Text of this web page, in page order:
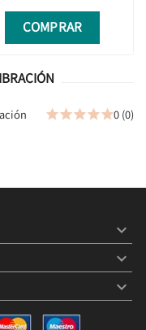
COMPRAR
0 (0)


keyboard_arrow_down